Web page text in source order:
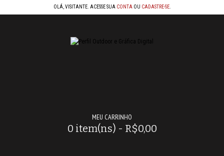
OLÁ, VISITANTE. ACESSE SUA CONTA OU CADASTRE-SE.
MEU CARRINHO
0 item(ns) - R$0,00